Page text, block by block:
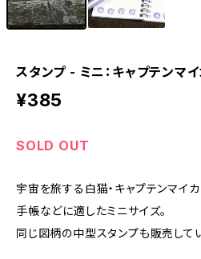
スタンプ - ミニ：キャプテンマ
¥385
SOLD OUT
宇宙を旅する白猫・キャプテンマイカ
手帳などに適したミニサイズ。
同じ図柄の中型スタンプも販売してい